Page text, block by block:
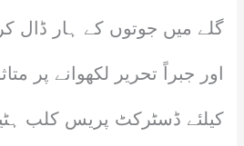
گلے میں جوتوں کے ہار ڈال
اور جبراً تحریر لکھوانے پر
کیلئے ڈسٹرکٹ پریس کلب